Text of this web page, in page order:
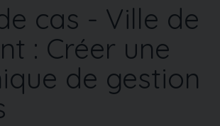
cas - Ville de
: Créer une
de gestion